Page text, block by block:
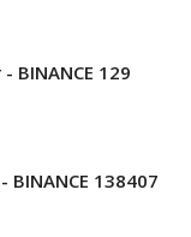
BINANCE 129
138407